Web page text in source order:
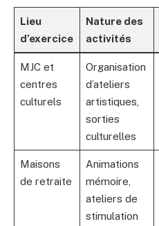
Lieu
d’exercice
Nature des
activités
MJC et
centres
culturels
Organisation
d’ateliers
artistiques,
sorties
culturelles
Maisons
de retraite
Animations
mémoire,
ateliers de
stimulation